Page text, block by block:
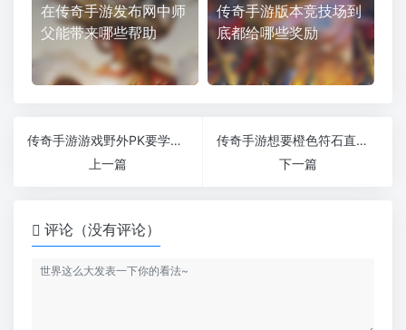
在传奇手游发布网中师
父能带来哪些帮助
传奇手游版本竞技场到
底都给哪些奖励
传奇手游游戏野外PK要学会借势爆发
上一篇
传奇手游想要橙色符石直接买是最快的
下一篇
评论（没有评论）